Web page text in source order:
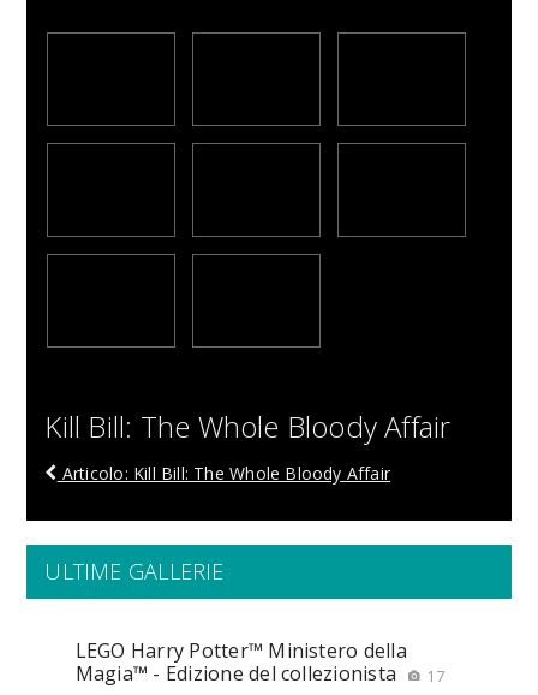
Kill Bill: The Whole Bloody Affair
Articolo: Kill Bill: The Whole Bloody Affair
ULTIME GALLERIE
LEGO Harry Potter™ Ministero della
Magia™ - Edizione del collezionista
17